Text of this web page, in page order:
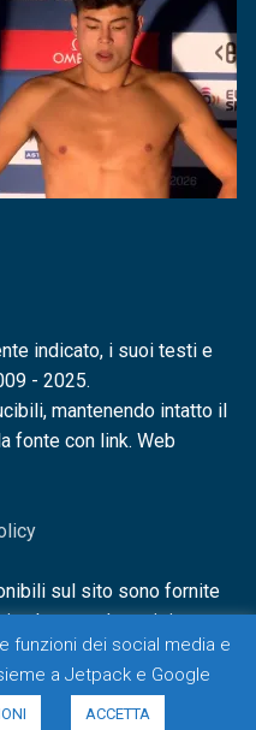
indicato, i suoi testi e
- 2025.
mantenendo intatto il
fonte con link. Web
sul sito sono fornite
alcun modo revisionate o
funzioni dei social media e
a Jetpack e Google
ACCETTA